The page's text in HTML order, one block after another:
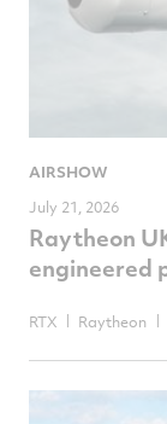
AIRSHOW
July 21, 2026
Raytheon
engineered
RTX Raytheon